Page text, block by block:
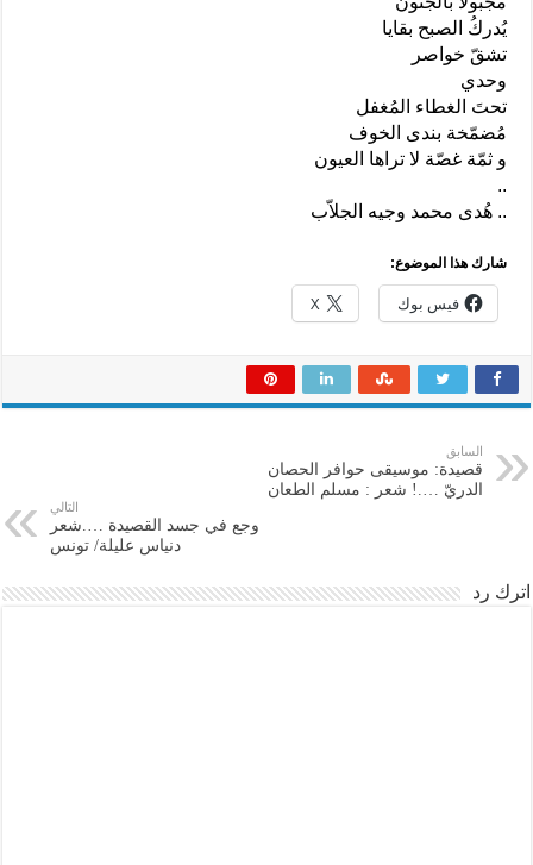
يُدركُ الصبح بقايا
تشقّ خواصر
وحدي
تحتَ الغطاء المُغفل
مُضمّخة بندى الخوف
و ثمّة غصّة لا تراها العيون
..
.. هُدى محمد وجيه الجلاّب
شارك هذا الموضوع:
فيس بوك X
السابق
قصيدة: موسيقى حوافر الحصان
الدريّ ….! شعر : مسلم الطعان
التالي
وجع في جسد القصيدة ….شعر
دنياس عليلة/ تونس
اترك رد